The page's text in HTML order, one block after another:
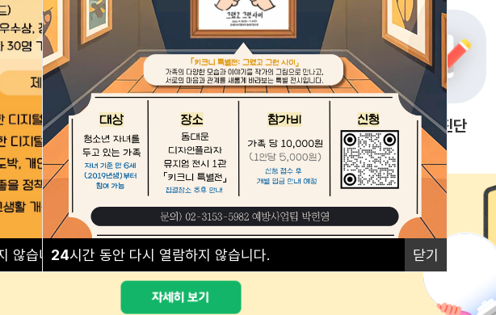
않습니다. 닫기
24시간 동안 다시 열람하지 않습니다. 닫기
예방교육 안내 프로그램 안내 자가진단